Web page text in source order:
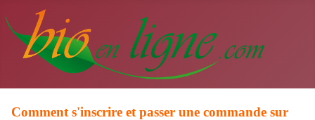
Comment s'inscrire et passer une commande sur